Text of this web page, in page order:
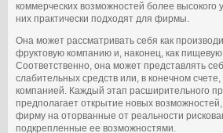
коммерческих возможностей более высокого
них практически подходят для фирмы.
Она может рассматривать себя как
фруктовую компанию и, наконец, как
Соответственно, она может представлять
слабительных средств или, в конечном
компанией. Каждый этап расширительного
предполагает открытие новых
фирму на оторванные от реальности
подкрепленные ее возможностями.